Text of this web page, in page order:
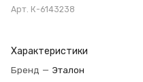
Арт. К-6143238
Характеристики
Бренд — Эталон